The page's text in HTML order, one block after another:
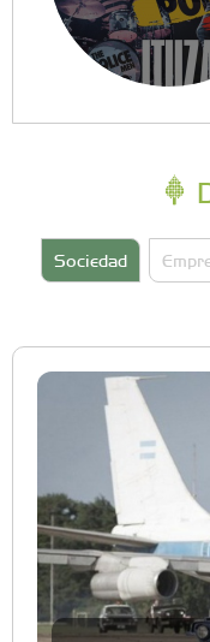
Sociedad